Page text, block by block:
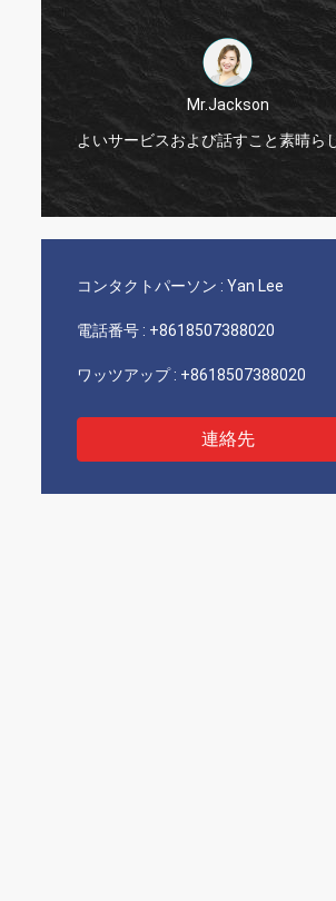
Mr.Jackson
および話すこと素晴らしい。
非常
コンタクトパーソン : Yan Lee
電話番号 : +8618507388020
ワッツアップ : +8618507388020
連絡先